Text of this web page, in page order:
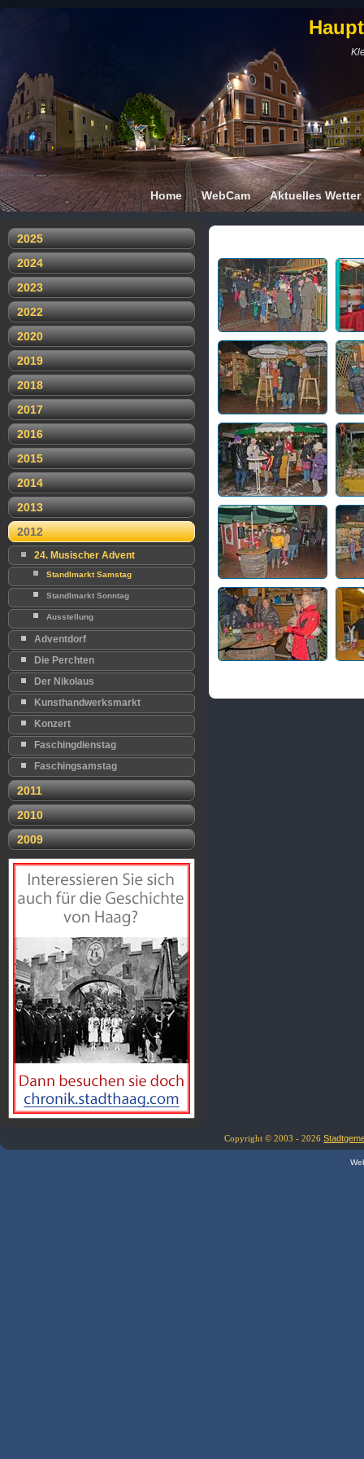
Home WebCam Aktuelles Wetter
2025
2024
2023
2022
2020
2019
2018
2017
2016
2015
2014
2013
2012
24. Musischer Advent
Standlmarkt Samstag
Standlmarkt Sonntag
Ausstellung
Adventdorf
Die Perchten
Der Nikolaus
Kunsthandwerksmarkt
Konzert
Faschingdienstag
Faschingsamstag
2011
2010
2009
Copyright © 2003 - 2026